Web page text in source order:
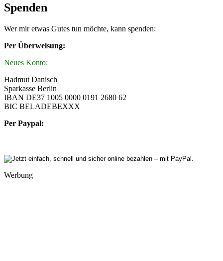
Spenden
Wer mir etwas Gutes tun möchte, kann spenden:
Per Überweisung:
Neues Konto:
Hadmut Danisch
Sparkasse Berlin
IBAN DE37 1005 0000 0191 2680 62
BIC BELADEBEXXX
Per Paypal:
Werbung